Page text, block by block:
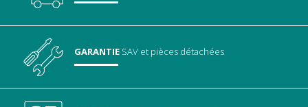
GARANTIE SAV et pièces détachées